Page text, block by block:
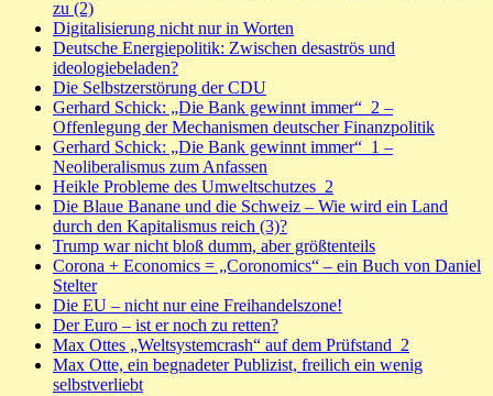
zu (2)
Digitalisierung nicht nur in Worten
Deutsche Energiepolitik: Zwischen desaströs und
ideologiebeladen?
Die Selbstzerstörung der CDU
Gerhard Schick: „Die Bank gewinnt immer“_2 –
Offenlegung der Mechanismen deutscher Finanzpolitik
Gerhard Schick: „Die Bank gewinnt immer“_1 –
Neoliberalismus zum Anfassen
Heikle Probleme des Umweltschutzes_2
Die Blaue Banane und die Schweiz – Wie wird ein Land
durch den Kapitalismus reich (3)?
Trump war nicht bloß dumm, aber größtenteils
Corona + Economics = „Coronomics“ – ein Buch von Daniel
Stelter
Die EU – nicht nur eine Freihandelszone!
Der Euro – ist er noch zu retten?
Max Ottes „Weltsystemcrash“ auf dem Prüfstand_2
Max Otte, ein begnadeter Publizist, freilich ein wenig
selbstverliebt